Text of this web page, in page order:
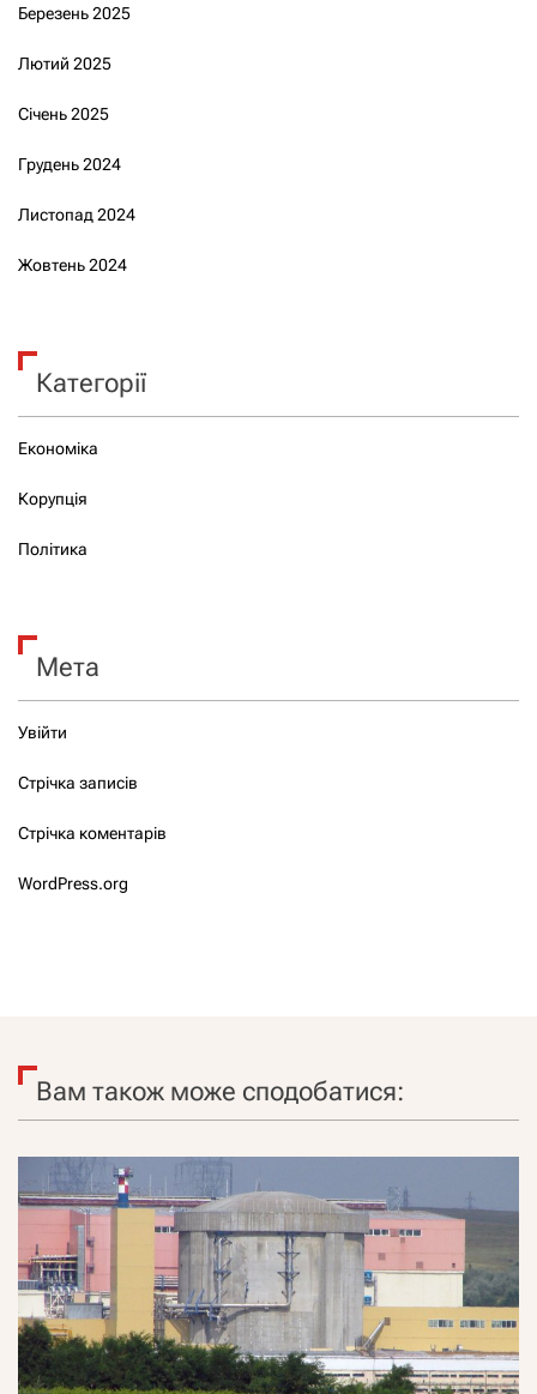
Березень 2025
Лютий 2025
Січень 2025
Грудень 2024
Листопад 2024
Жовтень 2024
Категорії
Економіка
Корупція
Політика
Мета
Увійти
Стрічка записів
Стрічка коментарів
WordPress.org
Вам також може сподобатися: